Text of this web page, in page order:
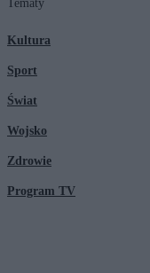
Tematy
Kultura
Sport
Świat
Wojsko
Zdrowie
Program TV